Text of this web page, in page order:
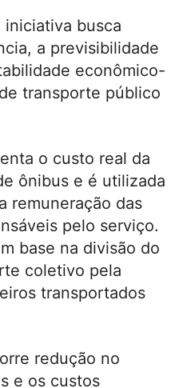
busca
a previsibilidade
econômico-
transporte público
o custo real da
ônibus e é utilizada
remuneração das
pelo serviço.
base na divisão do
coletivo pela
transportados
redução no
e os custos